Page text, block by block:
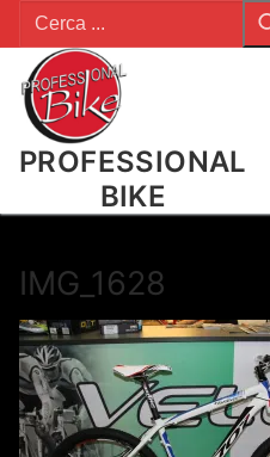
al
contenuto
PROFESSIONAL
BIKE
IMG_1628